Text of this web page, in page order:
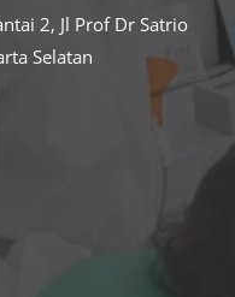
2, Jl Prof Dr Satrio
Selatan